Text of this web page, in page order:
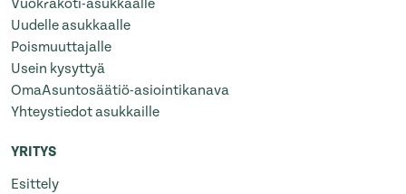
Vuokrakoti-asukkaalle
Uudelle asukkaalle
Poismuuttajalle
Usein kysyttyä
OmaAsuntosäätiö-asiointikanava
Yhteystiedot asukkaille
YRITYS
Esittely